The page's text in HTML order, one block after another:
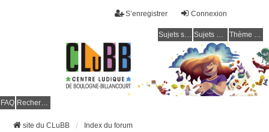
Connexion
S’enregistrer
Sujets sans réponse Sujets actifs Thème clair / foncé
FAQ Rechercher
site du CLuBB Index du forum